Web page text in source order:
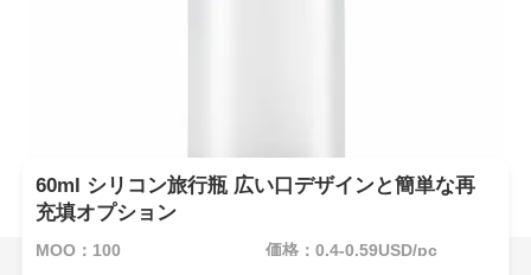
60ml シリコン旅行瓶 広い口デザインと簡単な再
充填オプション
MOQ：100 価格：0.4-0.59USD/pc